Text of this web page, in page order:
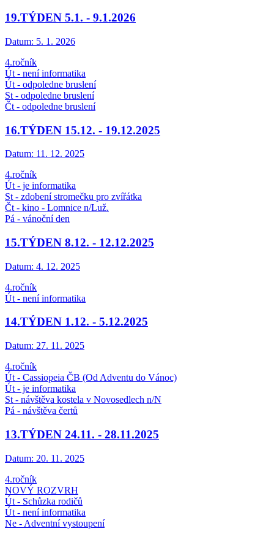
19.TÝDEN 5.1. - 9.1.2026
Datum: 5. 1. 2026
4.ročník
Út - není informatika
Út - odpoledne bruslení
St - odpoledne bruslení
Čt - odpoledne bruslení
16.TÝDEN 15.12. - 19.12.2025
Datum: 11. 12. 2025
4.ročník
Út - je informatika
St - zdobení stromečku pro zvířátka
Čt - kino - Lomnice n/Luž.
Pá - vánoční den
15.TÝDEN 8.12. - 12.12.2025
Datum: 4. 12. 2025
4.ročník
Út - není informatika
14.TÝDEN 1.12. - 5.12.2025
Datum: 27. 11. 2025
4.ročník
Út - Cassiopeia ČB (Od Adventu do Vánoc)
Út - je informatika
St - návštěva kostela v Novosedlech n/N
Pá - návštěva čertů
13.TÝDEN 24.11. - 28.11.2025
Datum: 20. 11. 2025
4.ročník
NOVÝ ROZVRH
Út - Schůzka rodičů
Út - není informatika
Ne - Adventní vystoupení